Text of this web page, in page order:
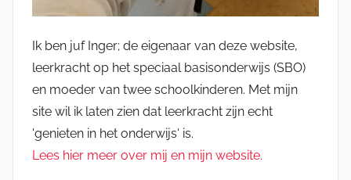
Ik ben juf Inger; de eigenaar van deze website,
leerkracht op het speciaal basisonderwijs (SBO)
en moeder van twee schoolkinderen. Met mijn
site wil ik laten zien dat leerkracht zijn echt
'genieten in het onderwijs' is.
Lees hier meer over mij en mijn website.